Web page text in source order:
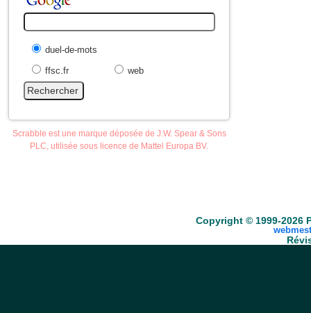
duel-de-mots
ffsc.fr
web
Scrabble est une marque déposée de J.W. Spear & Sons
PLC, utilisée sous licence de Mattel Europa BV.
Copyright © 1999-2026